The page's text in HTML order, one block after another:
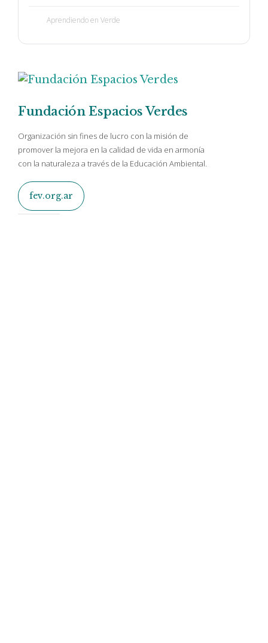
Fundación Espacios Verdes
Organización sin fines de lucro con la misión de
promover la mejora en la calidad de vida en armonía
con la naturaleza a través de la Educación Ambiental.
fev.org.ar
Aprendiendo en Verde